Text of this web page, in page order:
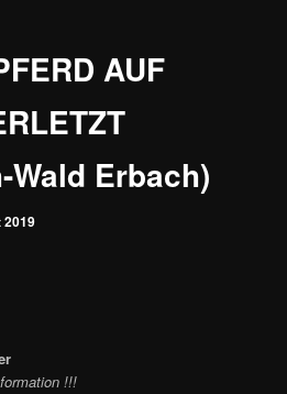
AUF
Wald Erbach)
2019
!!!